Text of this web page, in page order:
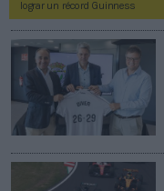
lograr un récord Guinness